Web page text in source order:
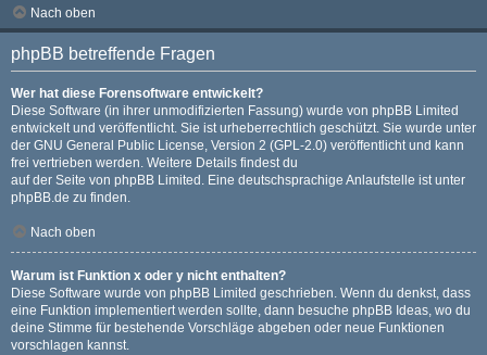
Nach oben
phpBB betreffende Fragen
Wer hat diese Forensoftware entwickelt?
Diese Software (in ihrer unmodifizierten Fassung) wurde von phpBB Limited
entwickelt und veröffentlicht. Sie ist urheberrechtlich geschützt. Sie wurde unter
der GNU General Public License, Version 2 (GPL-2.0) veröffentlicht und kann
frei vertrieben werden. Weitere Details findest du
auf der Seite von phpBB Limited . Eine deutschsprachige Anlaufstelle ist unter
phpBB.de zu finden.
Nach oben
Warum ist Funktion x oder y nicht enthalten?
Diese Software wurde von phpBB Limited geschrieben. Wenn du denkst, dass
eine Funktion implementiert werden sollte, dann besuche phpBB Ideas, wo du
deine Stimme für bestehende Vorschläge abgeben oder neue Funktionen
vorschlagen kannst.